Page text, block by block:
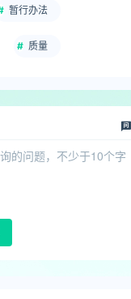
暂行办法
质量